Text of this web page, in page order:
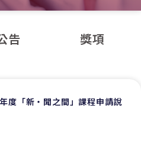
告 獎項
度「新‧聞之間」課程申請說